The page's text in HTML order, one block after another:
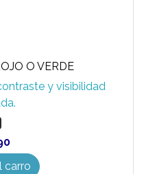
O VERDE
y visibilidad
carro